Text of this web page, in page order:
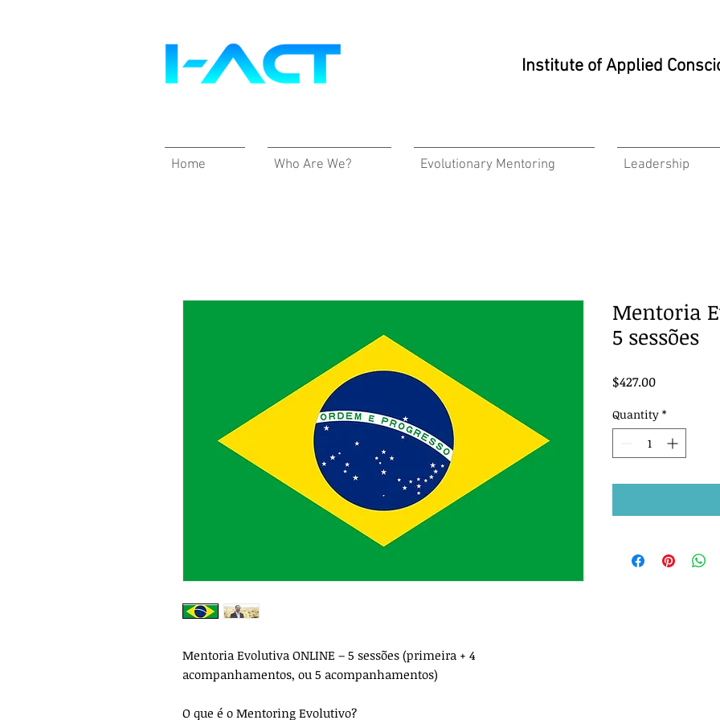
Institute of Applied
Home Who Are We? Evolutionary Mentoring Leadership
Mentoria Evolutiva ONLINE – 5 sessões (primeira + 4
acompanhamentos, ou 5 acompanhamentos)
O que é o Mentoring Evolutivo?
Mentoria
5 sessões
$427.00Price
Quantity *